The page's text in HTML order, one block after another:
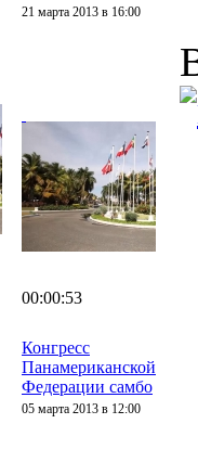
21 марта 2013 в 16:00
00:00:53
Конгресс
Панамериканской
Федерации самбо
05 марта 2013 в 12:00